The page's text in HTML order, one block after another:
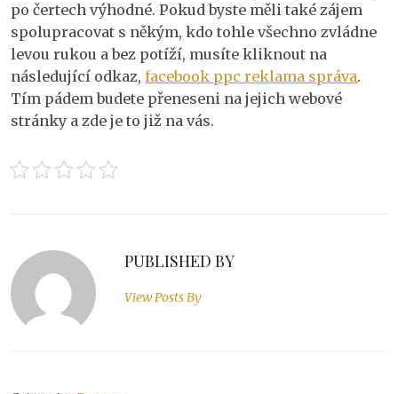
po čertech výhodné. Pokud byste měli také zájem
spolupracovat s někým, kdo tohle všechno zvládne
levou rukou a bez potíží, musíte kliknout na
následující odkaz, facebook ppc reklama správa.
Tím pádem budete přeneseni na jejich webové
stránky a zde je to již na vás.
PUBLISHED BY
View Posts By